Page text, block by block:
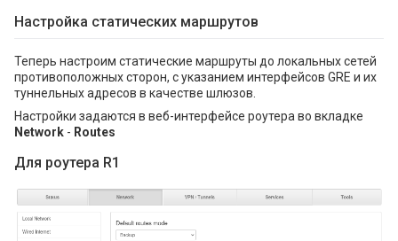
Настройка статических маршрутов
Теперь настроим статические маршруты до локальных сетей
противоположных сторон, с указанием интерфейсов GRE и их
туннельных адресов в качестве шлюзов.
Настройки задаются в веб-интерфейсе роутера во вкладке
Network - Routes
Для роутера R1